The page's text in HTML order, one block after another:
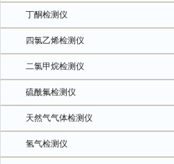
丁酮检测仪
四氯乙烯检测仪
二氯甲烷检测仪
硫酰氟检测仪
天然气气体检测仪
氢气检测仪